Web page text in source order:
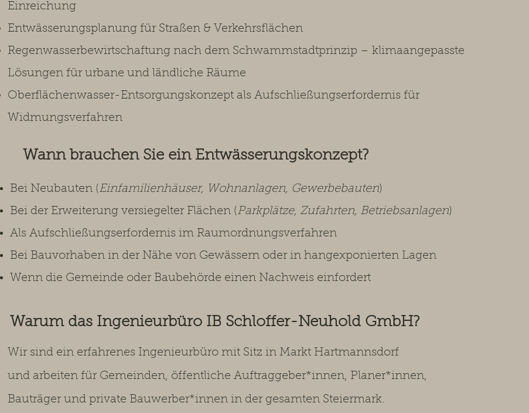
Einreichung
Entwässerungsplanung für Straßen & Verkehrsflächen
Regenwasserbewirtschaftung nach dem Schwammstadtprinzip – klimaangepasste
Lösungen für urbane und ländliche Räume
Oberflächenwasser-Entsorgungskonzept als Aufschließungserfordernis für
Widmungsverfahren
Wann brauchen Sie ein Entwässerungskonzept?
Bei Neubauten (Einfamilienhäuser, Wohnanlagen, Gewerbebauten)
Bei der Erweiterung versiegelter Flächen (Parkplätze, Zufahrten, Betriebsanlagen)
Als Aufschließungserfordernis im Raumordnungsverfahren
Bei Bauvorhaben in der Nähe von Gewässern oder in hangexponierten Lagen
Wenn die Gemeinde oder Baubehörde einen Nachweis einfordert
Warum das Ingenieurbüro IB Schloffer-Neuhold GmbH?
Wir sind ein erfahrenes Ingenieurbüro mit Sitz in Markt Hartmannsdorf
und arbeiten für Gemeinden, öffentliche Auftraggeber*innen, Planer*innen,
Bauträger und private Bauwerber*innen in der gesamten Steiermark.